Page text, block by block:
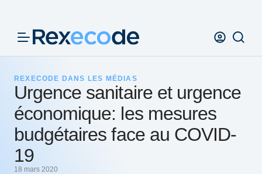
REXECODE DANS LES MÉDIAS
Urgence sanitaire et urgence
économique: les mesures
budgétaires face au COVID-
19
18 mars 2020